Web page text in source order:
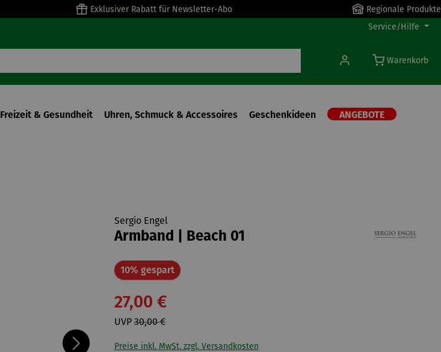
Exklusiver Rabatt für Newsletter-Abo
Regionale Produkte
Service/Hilfe
Warenkorb
Freizeit & Gesundheit Uhren, Schmuck & Accessoires Geschenkideen ANGEBOTE
Sergio Engel
Armband | Beach 01
10% gespartRabatt
27,00 €
UVP30,00 €
Preise inkl. MwSt. zzgl. Versandkosten